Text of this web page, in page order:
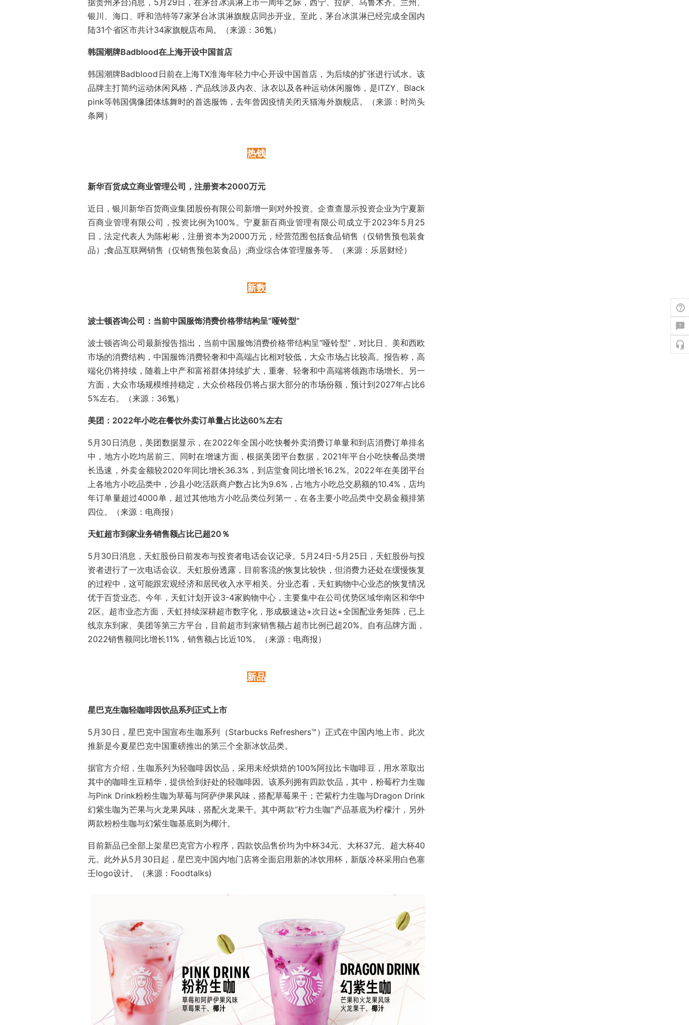
据贵州茅台消息，5月29日，在茅台冰淇淋上市一周年之际，西宁、拉萨、乌鲁木齐、兰州、
银川、海口、呼和浩特等7家茅台冰淇淋旗舰店同步开业。至此，茅台冰淇淋已经完成全国内
陆31个省区市共计34家旗舰店布局。（来源：36氪）
韩国潮牌Badblood在上海开设中国首店
韩国潮牌Badblood日前在上海TX淮海年轻力中心开设中国首店，为后续的扩张进行试水。该
品牌主打简约运动休闲风格，产品线涉及内衣、泳衣以及各种运动休闲服饰，是ITZY、Black
pink等韩国偶像团体练舞时的首选服饰，去年曾因疫情关闭天猫海外旗舰店。（来源：时尚头
条网）
热钱
新华百货成立商业管理公司，注册资本2000万元
近日，银川新华百货商业集团股份有限公司新增一则对外投资。企查查显示投资企业为宁夏新
百商业管理有限公司，投资比例为100%。宁夏新百商业管理有限公司成立于2023年5月25
日，法定代表人为陈彬彬，注册资本为2000万元，经营范围包括食品销售（仅销售预包装食
品）;食品互联网销售（仅销售预包装食品）;商业综合体管理服务等。（来源：乐居财经）
新数
波士顿咨询公司：当前中国服饰消费价格带结构呈“哑铃型”
波士顿咨询公司最新报告指出，当前中国服饰消费价格带结构呈“哑铃型”，对比日、美和西欧
市场的消费结构，中国服饰消费轻奢和中高端占比相对较低，大众市场占比较高。报告称，高
端化仍将持续，随着上中产和富裕群体持续扩大，重奢、轻奢和中高端将领跑市场增长。另一
方面，大众市场规模维持稳定，大众价格段仍将占据大部分的市场份额，预计到2027年占比6
5%左右。（来源：36氪）
美团：2022年小吃在餐饮外卖订单量占比达60%左右
5月30日消息，美团数据显示，在2022年全国小吃快餐外卖消费订单量和到店消费订单排名
中，地方小吃均居前三。同时在增速方面，根据美团平台数据，2021年平台小吃快餐品类增
长迅速，外卖金额较2020年同比增长36.3%，到店堂食同比增长16.2%。2022年在美团平台
上各地方小吃品类中，沙县小吃活跃商户数占比为9.6%，占地方小吃总交易额的10.4%，店均
年订单量超过4000单，超过其他地方小吃品类位列第一，在各主要小吃品类中交易金额排第
四位。（来源：电商报）
天虹超市到家业务销售额占比已超20％
5月30日消息，天虹股份日前发布与投资者电话会议记录。5月24日-5月25日，天虹股份与投
资者进行了一次电话会议。天虹股份透露，目前客流的恢复比较快，但消费力还处在缓慢恢复
的过程中，这可能跟宏观经济和居民收入水平相关。分业态看，天虹购物中心业态的恢复情况
优于百货业态。今年，天虹计划开设3-4家购物中心，主要集中在公司优势区域华南区和华中
2区。超市业态方面，天虹持续深耕超市数字化，形成极速达+次日达+全国配业务矩阵，已上
线京东到家、美团等第三方平台，目前超市到家销售额占超市比例已超20%。自有品牌方面，
2022销售额同比增长11%，销售额占比近10%。（来源：电商报）
新品
星巴克生咖轻咖啡因饮品系列正式上市
5月30日，星巴克中国宣布生咖系列（Starbucks Refreshers™）正式在中国内地上市。此次
推新是今夏星巴克中国重磅推出的第三个全新冰饮品类。
据官方介绍，生咖系列为轻咖啡因饮品，采用未经烘焙的100%阿拉比卡咖啡豆，用水萃取出
其中的咖啡生豆精华，提供恰到好处的轻咖啡因。该系列拥有四款饮品，其中，粉莓柠力生咖
与Pink Drink粉粉生咖为草莓与阿萨伊果风味，搭配草莓果干；芒紫柠力生咖与Dragon Drink
幻紫生咖为芒果与火龙果风味，搭配火龙果干。其中两款“柠力生咖”产品基底为柠檬汁，另外
两款粉粉生咖与幻紫生咖基底则为椰汁。
目前新品已全部上架星巴克官方小程序，四款饮品售价均为中杯34元、大杯37元、超大杯40
元。此外从5月30日起，星巴克中国内地门店将全面启用新的冰饮用杯，新版冷杯采用白色塞
壬logo设计。（来源：Foodtalks)